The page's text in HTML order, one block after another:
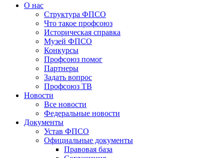
О нас
Структура ФПСО
Что такое профсоюз
Историческая справка
Музей ФПСО
Конкурсы
Профсоюз помог
Партнеры
Задать вопрос
Профсоюз ТВ
Новости
Все новости
Федеральные новости
Документы
Устав ФПСО
Официальные документы
Правовая база